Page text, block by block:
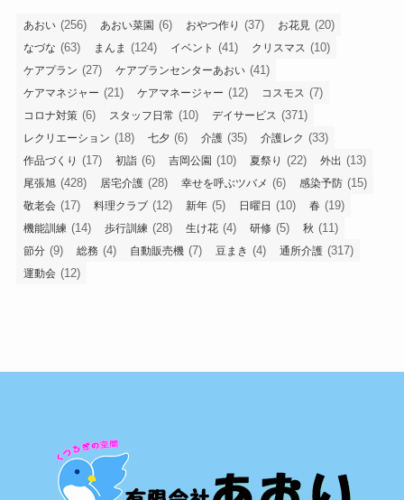
あおい (256) あおい菜園 (6) おやつ作り (37) お花見 (20)
なづな (63) まんま (124) イベント (41) クリスマス (10)
ケアプラン (27) ケアプランセンターあおい (41)
ケアマネジャー (21) ケアマネージャー (12) コスモス (7)
コロナ対策 (6) スタッフ日常 (10) デイサービス (371)
レクリエーション (18) 七夕 (6) 介護 (35) 介護レク (33)
作品づくり (17) 初詣 (6) 吉岡公園 (10) 夏祭り (22) 外出 (13)
尾張旭 (428) 居宅介護 (28) 幸せを呼ぶツバメ (6) 感染予防 (15)
敬老会 (17) 料理クラブ (12) 新年 (5) 日曜日 (10) 春 (19)
機能訓練 (14) 歩行訓練 (28) 生け花 (4) 研修 (5) 秋 (11)
節分 (9) 総務 (4) 自動販売機 (7) 豆まき (4) 通所介護 (317)
運動会 (12)